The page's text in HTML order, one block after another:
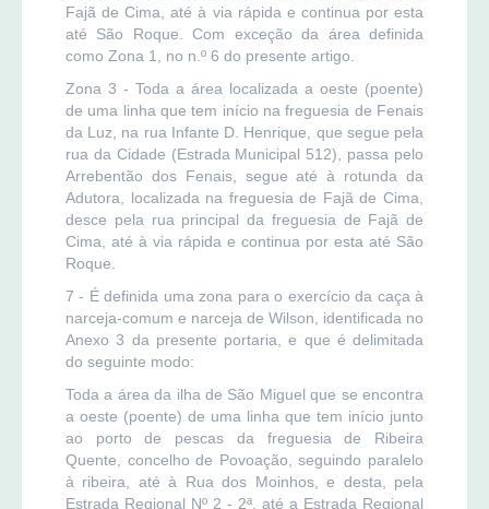
Fajã de Cima, até à via rápida e continua por esta
até São Roque. Com exceção da área definida
como Zona 1, no n.º 6 do presente artigo.
Zona 3 - Toda a área localizada a oeste (poente)
de uma linha que tem início na freguesia de Fenais
da Luz, na rua Infante D. Henrique, que segue pela
rua da Cidade (Estrada Municipal 512), passa pelo
Arrebentão dos Fenais, segue até à rotunda da
Adutora, localizada na freguesia de Fajã de Cima,
desce pela rua principal da freguesia de Fajã de
Cima, até à via rápida e continua por esta até São
Roque.
7 - É definida uma zona para o exercício da caça à
narceja-comum e narceja de Wilson, identificada no
Anexo 3 da presente portaria, e que é delimitada
do seguinte modo:
Toda a área da ilha de São Miguel que se encontra
a oeste (poente) de uma linha que tem início junto
ao porto de pescas da freguesia de Ribeira
Quente, concelho de Povoação, seguindo paralelo
à ribeira, até à Rua dos Moinhos, e desta, pela
Estrada Regional Nº 2 - 2ª, até a Estrada Regional